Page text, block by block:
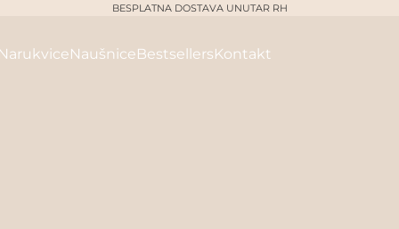
BESPLATNA DOSTAVA UNUTAR RH
NarukviceNaušniceBestsellersKontakt